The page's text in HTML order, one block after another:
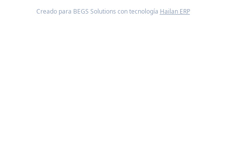
Creado para BEGS Solutions con tecnología Hailan ERP